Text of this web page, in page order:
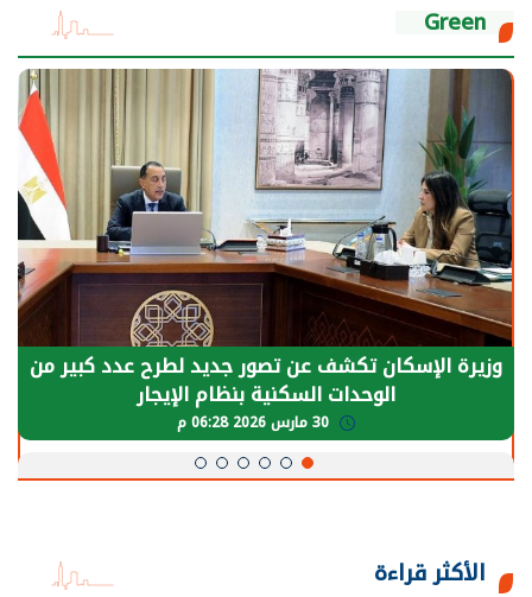
Green
وزيرة الإسكان تكشف عن تصور جديد لطرح عدد كبير من
الوحدات السكنية بنظام الإيجار
الأكثر قراءة